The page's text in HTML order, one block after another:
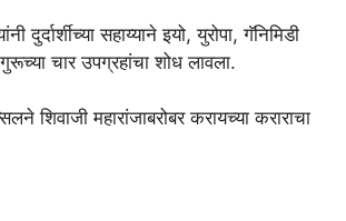
दुर्दार्शीच्या सहाय्याने इयो, युरोपा, गॅनिमिडी
चार उपग्रहांचा शोध लावला.
शिवाजी महारांजाबरोबर करायच्या कराराचा